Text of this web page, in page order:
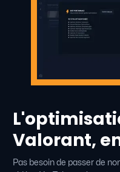
Valorant,
Pas besoin de passer de